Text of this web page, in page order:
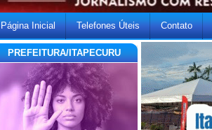
Página Inicial Telefones Úteis Contato
PREFEITURA/ITAPECURU